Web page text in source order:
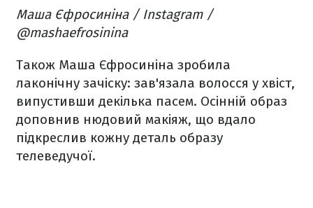
Маша Єфросиніна / Instagram /
@mashaefrosinina
Також Маша Єфросиніна зробила
лаконічну зачіску: зав'язала волосся у хвіст,
випустивши декілька пасем. Осінній образ
доповнив нюдовий макіяж, що вдало
підкреслив кожну деталь образу
телеведучої.